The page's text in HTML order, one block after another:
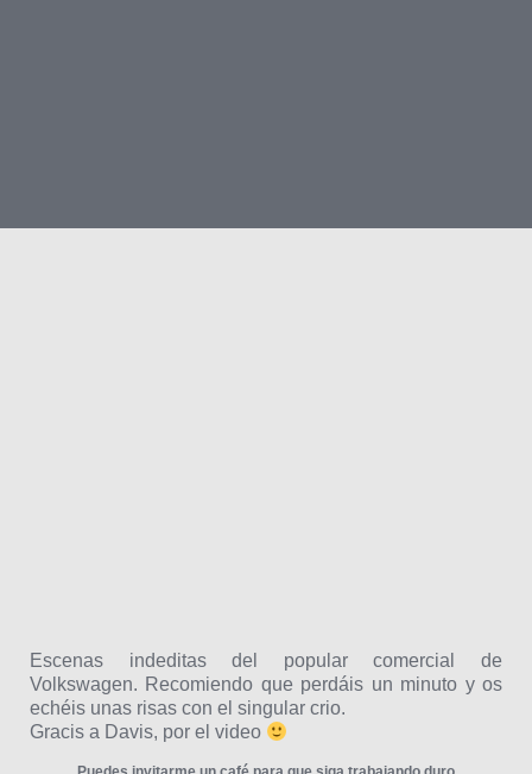
Escenas indeditas del popular comercial de
Volkswagen. Recomiendo que perdáis un minuto y os
echéis unas risas con el singular crio.
Gracis a Davis, por el video